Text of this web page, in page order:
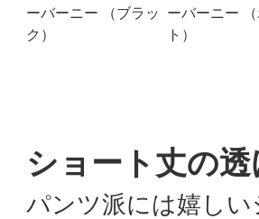
ーバーニー （ブラッ
ク）
ーバーニー
ト）
ショート丈の
パンツ派には嬉し